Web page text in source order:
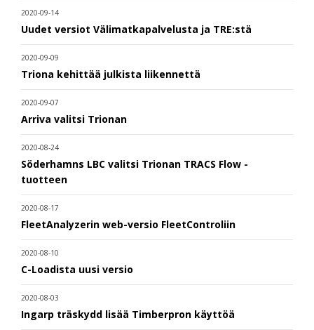
2020-09-14
Uudet versiot Välimatkapalvelusta ja TRE:stä
2020-09-09
Triona kehittää julkista liikennettä
2020-09-07
Arriva valitsi Trionan
2020-08-24
Söderhamns LBC valitsi Trionan TRACS Flow -
tuotteen
2020-08-17
FleetAnalyzerin web-versio FleetControliin
2020-08-10
C-Loadista uusi versio
2020-08-03
Ingarp träskydd lisää Timberpron käyttöä